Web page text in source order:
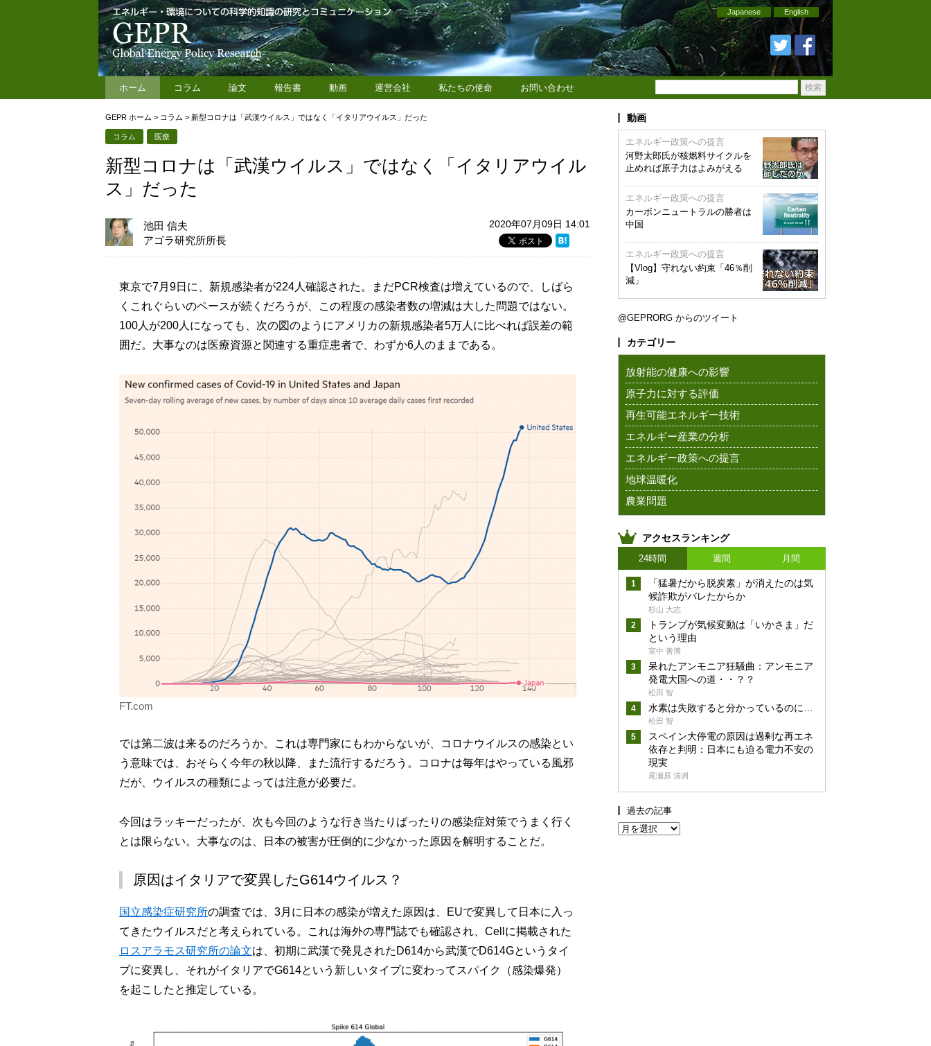
Japanese English
ホーム コラム 論文 報告書 動画 運営会社 私たちの使命 お問い合わせ
GEPR ホーム > コラム > 新型コロナは「武漢ウイルス」ではなく「イタリアウイルス」だった
コラム 医療
新型コロナは「武漢ウイルス」ではなく「イタリアウイル
ス」だった
2020年07月09日 14:01
池田 信夫
アゴラ研究所所長
東京で7月9日に、新規感染者が224人確認された。まだPCR検査は増えているので、しばら
くこれぐらいのペースが続くだろうが、この程度の感染者数の増減は大した問題ではない。
100人が200人になっても、次の図のようにアメリカの新規感染者5万人に比べれば誤差の範
囲だ。大事なのは医療資源と関連する重症患者で、わずか6人のままである。
FT.com
では第二波は来るのだろうか。これは専門家にもわからないが、コロナウイルスの感染とい
う意味では、おそらく今年の秋以降、また流行するだろう。コロナは毎年はやっている風邪
だが、ウイルスの種類によっては注意が必要だ。
今回はラッキーだったが、次も今回のような行き当たりばったりの感染症対策でうまく行く
とは限らない。大事なのは、日本の被害が圧倒的に少なかった原因を解明することだ。
原因はイタリアで変異したG614ウイルス？
国立感染症研究所の調査では、3月に日本の感染が増えた原因は、EUで変異して日本に入っ
てきたウイルスだと考えられている。これは海外の専門誌でも確認され、Cellに掲載された
ロスアラモス研究所の論文は、初期に武漢で発見されたD614から武漢でD614Gというタイ
プに変異し、それがイタリアでG614という新しいタイプに変わってスパイク（感染爆発）
を起こしたと推定している。
動画
エネルギー政策への提言
河野太郎氏が核燃料サイクルを
止めれば原子力はよみがえる
エネルギー政策への提言
カーボンニュートラルの勝者は
中国
エネルギー政策への提言
【Vlog】守れない約束「46％削
減」
@GEPRORG からのツイート
カテゴリー
放射能の健康への影響
原子力に対する評価
再生可能エネルギー技術
エネルギー産業の分析
エネルギー政策への提言
地球温暖化
農業問題
アクセスランキング
24時間 週間 月間
「猛暑だから脱炭素」が消えたのは気
候詐欺がバレたからか
杉山 大志
トランプが気候変動は「いかさま」だ
という理由
室中 善博
呆れたアンモニア狂騒曲：アンモニア
発電大国への道・・？？
松田 智
水素は失敗すると分かっているのに…
松田 智
スペイン大停電の原因は過剰な再エネ
依存と判明：日本にも迫る電力不安の
現実
尾瀬原 清冽
過去の記事